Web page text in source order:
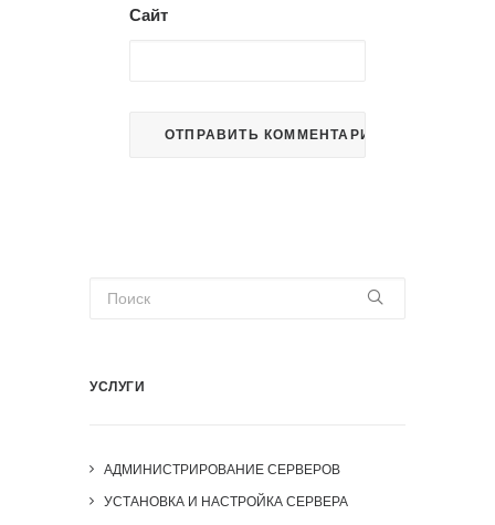
Сайт
УСЛУГИ
АДМИНИСТРИРОВАНИЕ СЕРВЕРОВ
УСТАНОВКА И НАСТРОЙКА СЕРВЕРА